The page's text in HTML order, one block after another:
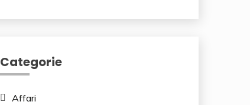
Categorie
Affari